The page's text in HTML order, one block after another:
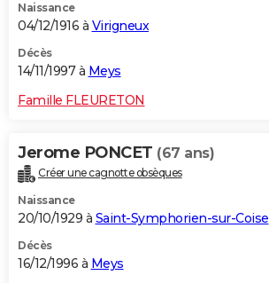
Naissance
04/12/1916 à Virigneux
Décès
14/11/1997 à Meys
Famille FLEURETON
Jerome PONCET (67 ans)
Créer une cagnotte obsèques
Naissance
20/10/1929 à Saint-Symphorien-sur-Coise
Décès
16/12/1996 à Meys